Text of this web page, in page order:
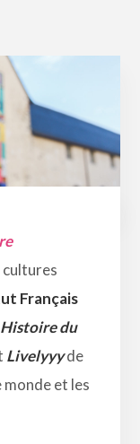
cultures
Français
du
Livelyyyde
et les